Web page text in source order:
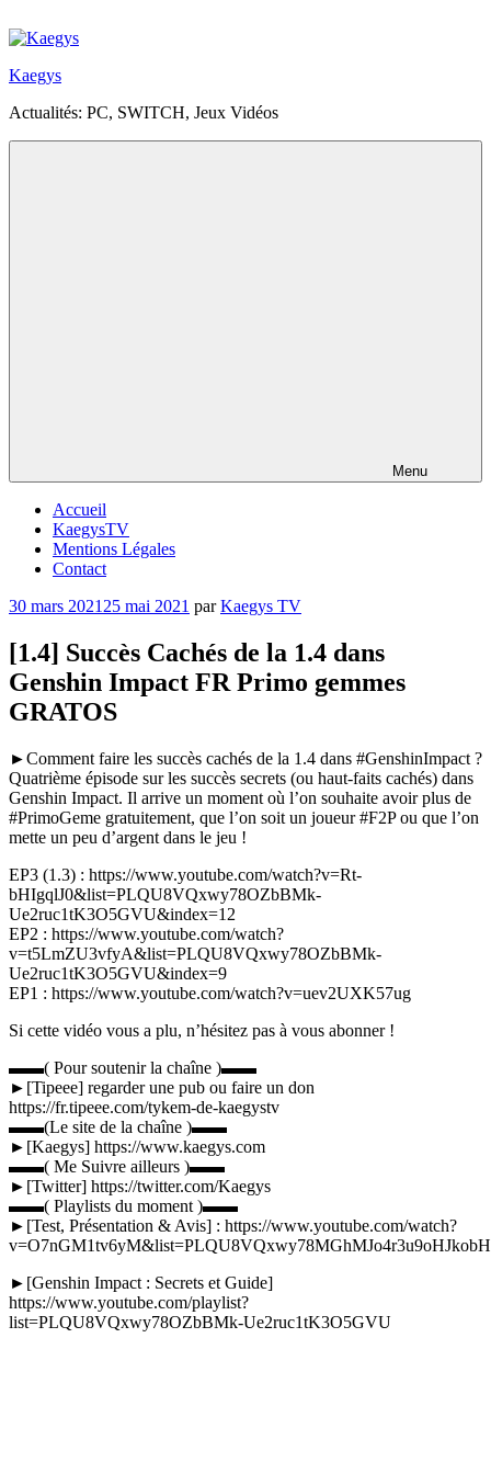
au
principal
Kaegys
Actualités: PC, SWITCH, Jeux Vidéos
Menu
Accueil
KaegysTV
Mentions Légales
Contact
Publié
30 mars 2021 25 mai 2021 parKaegys TV
[1.4] Succès Cachés de la 1.4 dans
Genshin Impact FR Primo gemmes
GRATOS
►Comment faire les succès cachés de la 1.4 dans #GenshinImpact ?
Quatrième épisode sur les succès secrets (ou haut-faits cachés) dans
Genshin Impact. Il arrive un moment où l’on souhaite avoir plus de
#PrimoGeme gratuitement, que l’on soit un joueur #F2P ou que l’on
mette un peu d’argent dans le jeu !
EP3 (1.3) : https://www.youtube.com/watch?v=Rt-
bHIgqlJ0&list=PLQU8VQxwy78OZbBMk-
Ue2ruc1tK3O5GVU&index=12
EP2 : https://www.youtube.com/watch?
v=t5LmZU3vfyA&list=PLQU8VQxwy78OZbBMk-
Ue2ruc1tK3O5GVU&index=9
EP1 : https://www.youtube.com/watch?v=uev2UXK57ug
Si cette vidéo vous a plu, n’hésitez pas à vous abonner !
▬▬( Pour soutenir la chaîne )▬▬
►[Tipeee] regarder une pub ou faire un don
https://fr.tipeee.com/tykem-de-kaegystv
▬▬(Le site de la chaîne )▬▬
►[Kaegys] https://www.kaegys.com
▬▬( Me Suivre ailleurs )▬▬
►[Twitter] https://twitter.com/Kaegys
▬▬( Playlists du moment )▬▬
►[Test, Présentation & Avis] : https://www.youtube.com/watch?
►[Genshin Impact : Secrets et Guide]
https://www.youtube.com/playlist?
list=PLQU8VQxwy78OZbBMk-Ue2ruc1tK3O5GVU